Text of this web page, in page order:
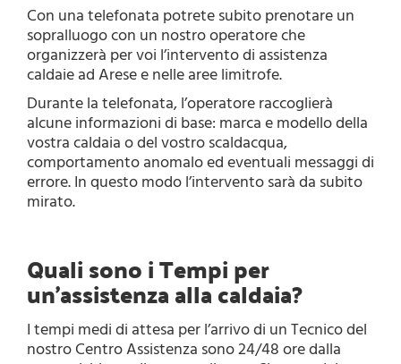
Con una telefonata potrete subito prenotare un
sopralluogo con un nostro operatore che
organizzerà per voi l’intervento di assistenza
caldaie ad Arese e nelle aree limitrofe.
Durante la telefonata, l’operatore raccoglierà
alcune informazioni di base: marca e modello della
vostra caldaia o del vostro scaldacqua,
comportamento anomalo ed eventuali messaggi di
errore. In questo modo l’intervento sarà da subito
mirato.
Quali sono i Tempi per
un’assistenza alla caldaia?
I tempi medi di attesa per l’arrivo di un Tecnico del
nostro Centro Assistenza sono 24/48 ore dalla